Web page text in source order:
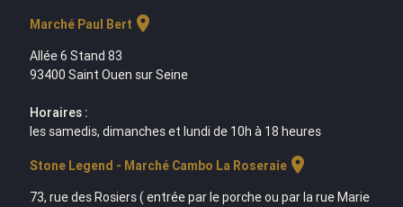
Marché Paul Bert location_on
Allée 6 Stand 83
93400 Saint Ouen sur Seine
Horaires :
les samedis, dimanches et lundi de 10h à 18 heures
Stone Legend - Marché Cambo La Roseraielocation_on
73, rue des Rosiers ( entrée par le porche ou par la rue Marie